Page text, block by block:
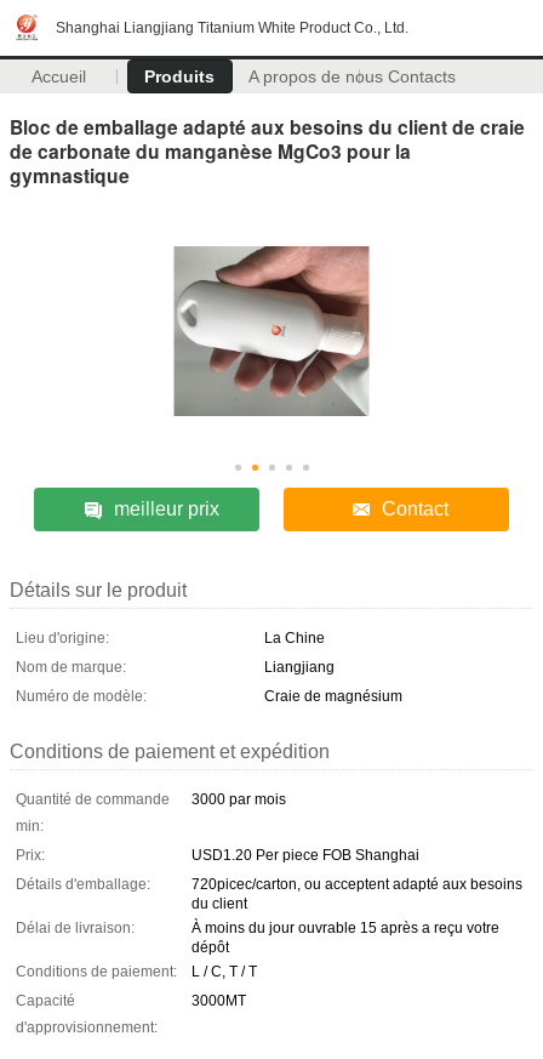
Shanghai Liangjiang Titanium White Product Co., Ltd.
Accueil Produits A propos de nous Contacts
Bloc de emballage adapté aux besoins du client de craie
de carbonate du manganèse MgCo3 pour la
gymnastique
meilleur prix Contact
Détails sur le produit
Lieu d'origine:
La Chine
Nom de marque:
Liangjiang
Numéro de modèle:
Craie de magnésium
Conditions de paiement et expédition
Quantité de commande
min:
3000 par mois
Prix:
USD1.20 Per piece FOB Shanghai
Détails d'emballage:
720picec/carton, ou acceptent adapté aux besoins
du client
Délai de livraison:
À moins du jour ouvrable 15 après a reçu votre
dépôt
Conditions de paiement:
L / C, T / T
Capacité
d'approvisionnement:
3000MT